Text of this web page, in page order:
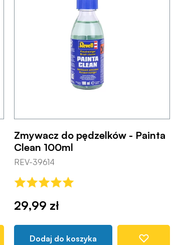
Zmywacz do pędzelków - Painta
Clean 100ml
REV-39614
29,99 zł
Dodaj do koszyka